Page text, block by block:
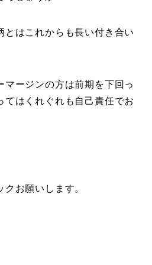
とはこれからも長い付き合い
マージンの方は前期を下回っ
てはくれぐれも自己責任でお
お願いします。